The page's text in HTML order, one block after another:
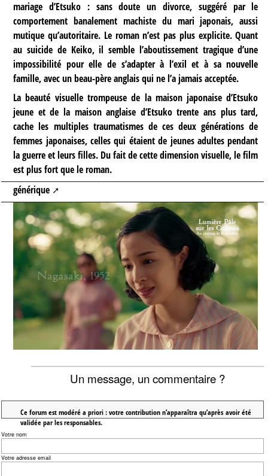
mariage d’Etsuko : sans doute un divorce, suggéré par le
comportement banalement machiste du mari japonais, aussi
mutique qu’autoritaire. Le roman n’est pas plus explicite. Quant
au suicide de Keiko, il semble l’aboutissement tragique d’une
impossibilité pour elle de s’adapter à l’exil et à sa nouvelle
famille, avec un beau-père anglais qui ne l’a jamais acceptée.
La beauté visuelle trompeuse de la maison japonaise d’Etsuko
jeune et de la maison anglaise d’Etsuko trente ans plus tard,
cache les multiples traumatismes de ces deux générations de
femmes japonaises, celles qui étaient de jeunes adultes pendant
la guerre et leurs filles. Du fait de cette dimension visuelle, le film
est plus fort que le roman.
générique
Un message, un commentaire ?
Ce forum est modéré a priori : votre contribution n’apparaîtra qu’après avoir été
validée par les responsables.
Votre nom
Votre adresse email